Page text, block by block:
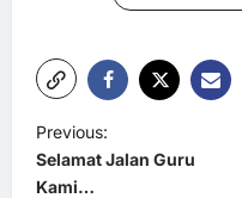
P
o
Previous:
Selamat Jalan Guru
Kami…